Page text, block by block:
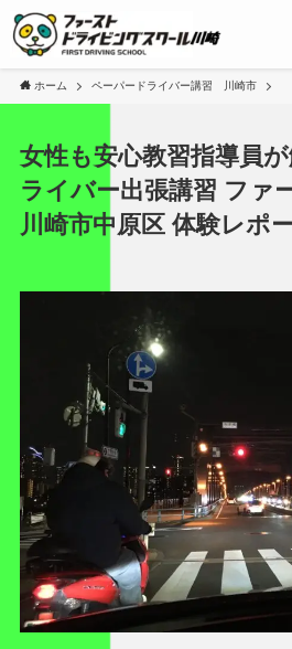
ホーム ペーパードライバー講習 川崎市
女性も安心教習指導員
ライバー出張講習 ファ
川崎市中原区 体験レポ